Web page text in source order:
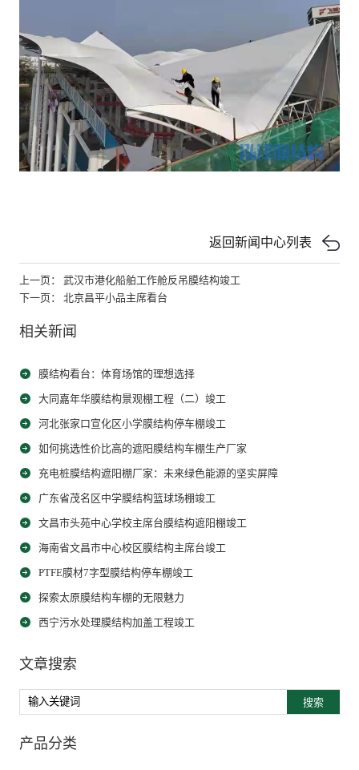
返回新闻中心列表
上一页： 武汉市港化船舶工作舱反吊膜结构竣工
下一页： 北京昌平小品主席看台
相关新闻
膜结构看台：体育场馆的理想选择
大同嘉年华膜结构景观棚工程（二）竣工
河北张家口宣化区小学膜结构停车棚竣工
如何挑选性价比高的遮阳膜结构车棚生产厂家
充电桩膜结构遮阳棚厂家：未来绿色能源的坚实屏障
广东省茂名区中学膜结构篮球场棚竣工
文昌市头苑中心学校主席台膜结构遮阳棚竣工
海南省文昌市中心校区膜结构主席台竣工
PTFE膜材7字型膜结构停车棚竣工
探索太原膜结构车棚的无限魅力
西宁污水处理膜结构加盖工程竣工
文章搜索
搜索
产品分类